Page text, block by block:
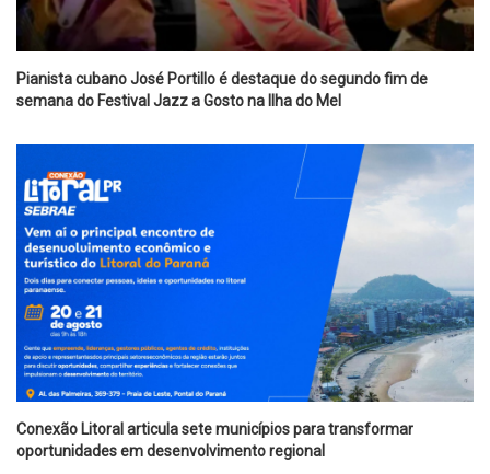
Pianista cubano José Portillo é destaque do segundo fim de
semana do Festival Jazz a Gosto na Ilha do Mel
Conexão Litoral articula sete municípios para transformar
oportunidades em desenvolvimento regional